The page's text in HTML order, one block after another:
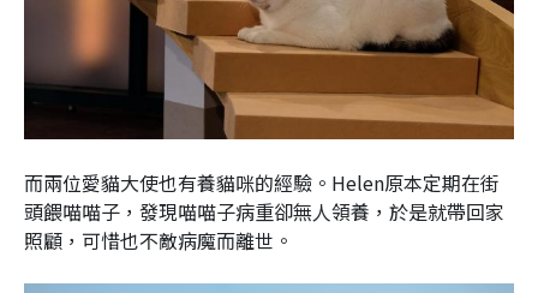
而兩位愛貓大使也有養貓咪的經驗。Helen原本定期在街
頭餵喵喵子，發現喵喵子病重卻無人領養，於是就帶回家
照顧，可惜也不敵病魔而離世。